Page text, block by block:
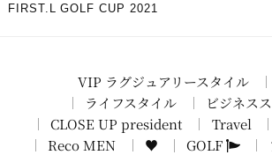
FIRST.L GOLF CUP 2021
VIP ラグジュアリースタイル
ライフスタイル
ビジネス
CLOSE UP president
Travel
Reco MEN
♥ GOLF